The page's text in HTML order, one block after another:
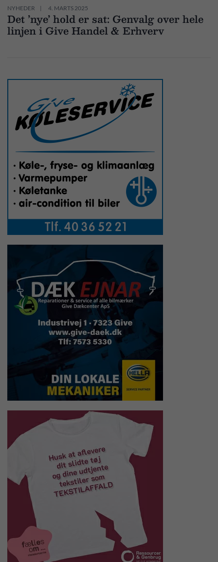
NYHEDER 4. MARTS 2025
Det ’nye’ hold er sat: Genvalg over hele
linjen i Give Handel & Erhverv